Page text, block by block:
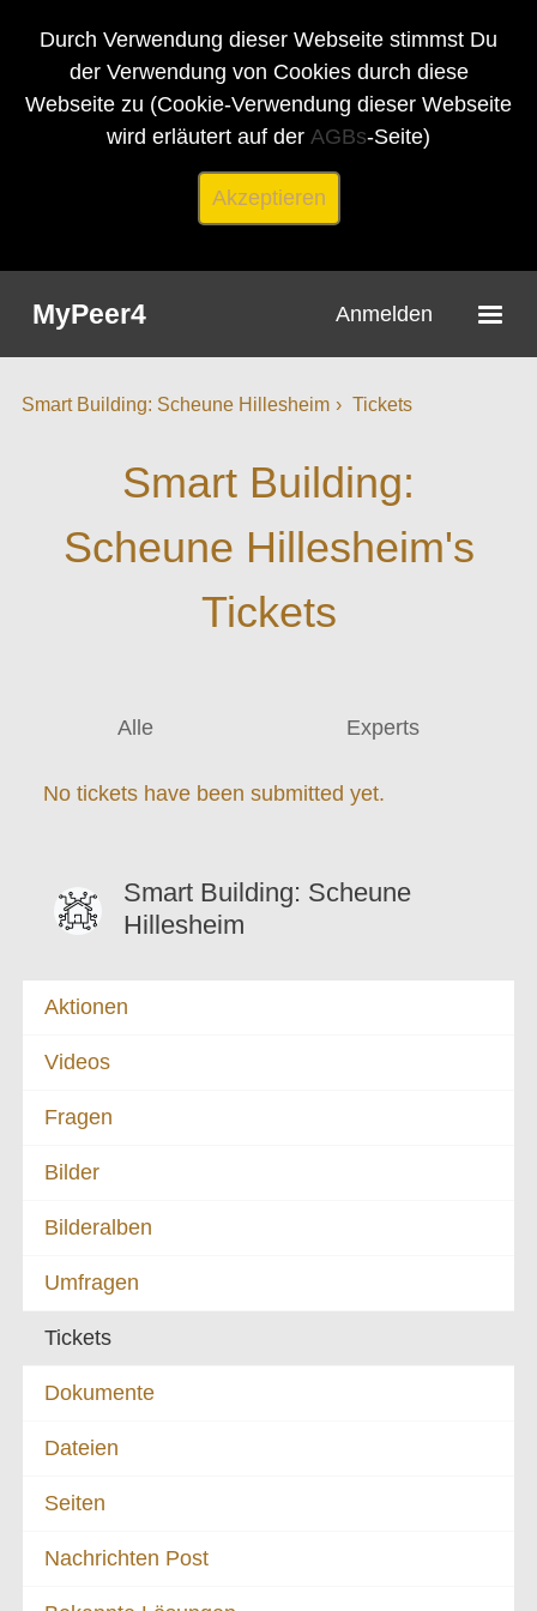
Durch Verwendung dieser Webseite stimmst Du
der Verwendung von Cookies durch diese
Webseite zu (Cookie-Verwendung dieser Webseite
wird erläutert auf der AGBs-Seite)
Akzeptieren
MyPeer4 Anmelden
Smart Building: Scheune Hillesheim Tickets
Smart Building:
Scheune Hillesheim's
Tickets
Alle Experts
No tickets have been submitted yet.
Smart Building: Scheune
Hillesheim
Aktionen
Videos
Fragen
Bilder
Bilderalben
Umfragen
Tickets
Dokumente
Dateien
Seiten
Nachrichten Post